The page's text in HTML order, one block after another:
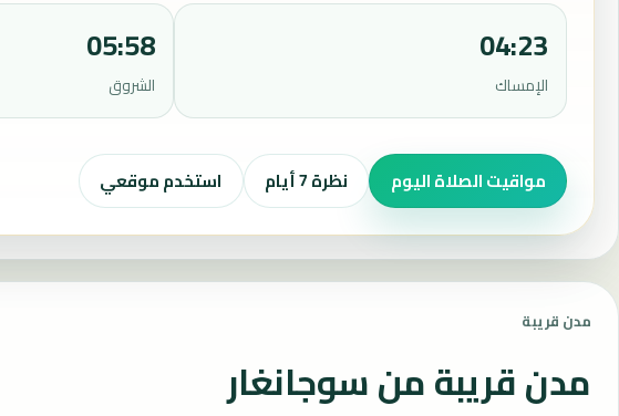
04:23
الإمساك
05:58
الشروق
مواقيت الصلاة اليوم نظرة 7 أيام استخدم موقعي
مدن قريبة
مدن قريبة من سوجانغار